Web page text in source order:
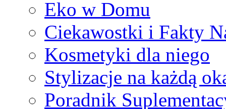
Eko w Domu
Ciekawostki i Fakty
Kosmetyki dla niego
Stylizacje na każdą
Poradnik